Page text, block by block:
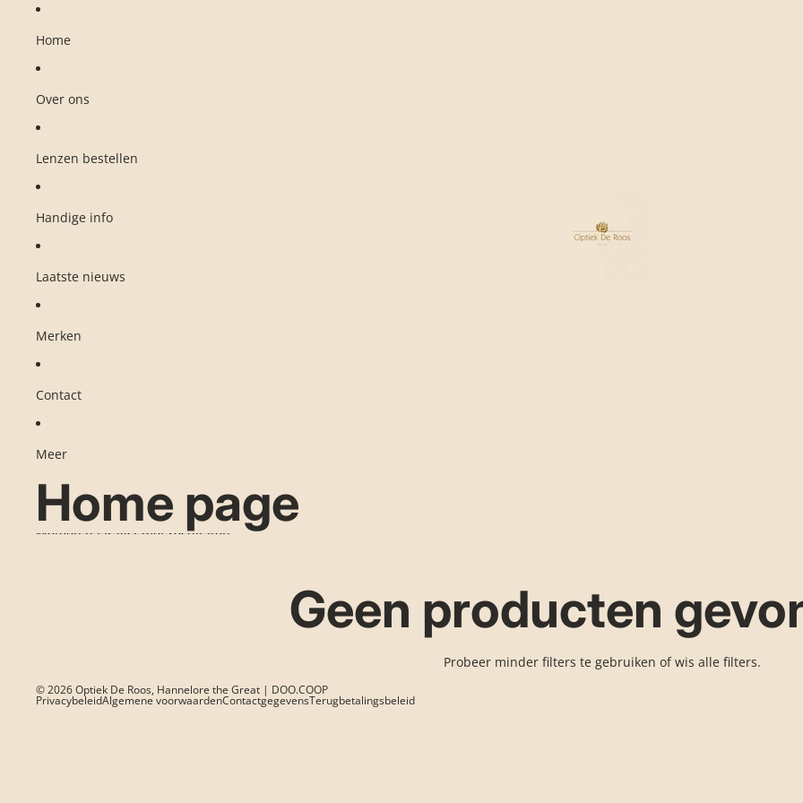
Home
Over ons
Lenzen bestellen
Handige info
Laatste nieuws
Merken
Contact
Meer
Home page
Meteen naar lijst met resultaten
Geen producten
Probeer minder filters te gebruiken ofwis alle filters.
© 2026Optiek De Roos, Hannelore the Great | DOO.COOP
PrivacybeleidAlgemene voorwaardenContactgegevensTerugbetalingsbeleid